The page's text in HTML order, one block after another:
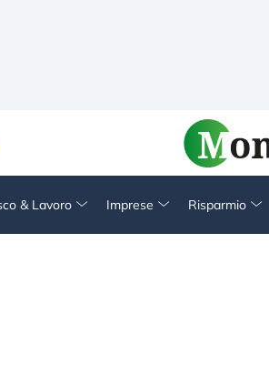
& Lavoro Imprese Risparmio